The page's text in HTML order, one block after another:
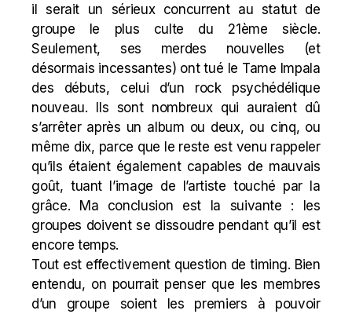
il serait un sérieux concurrent au statut de
groupe le plus culte du 21ème siècle.
Seulement, ses merdes nouvelles (et
désormais incessantes) ont tué le Tame Impala
des débuts, celui d’un rock psychédélique
nouveau. Ils sont nombreux qui auraient dû
s’arrêter après un album ou deux, ou cinq, ou
même dix, parce que le reste est venu rappeler
qu’ils étaient également capables de mauvais
goût, tuant l’image de l’artiste touché par la
grâce. Ma conclusion est la suivante : les
groupes doivent se dissoudre pendant qu’il est
encore temps.
Tout est effectivement question de timing. Bien
entendu, on pourrait penser que les membres
d’un groupe soient les premiers à pouvoir